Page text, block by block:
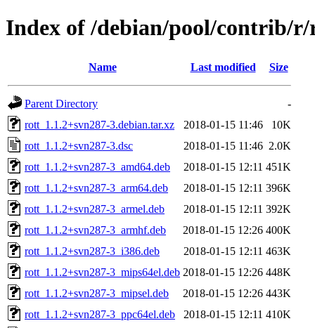
Index of /debian/pool/contrib/
Name Last modified Size
Parent Directory
-
rott_1.1.2+svn287-3.debian.tar.xz
2018-01-15 11:46
10K
rott_1.1.2+svn287-3.dsc
2018-01-15 11:46 2.0K
rott_1.1.2+svn287-3_amd64.deb
2018-01-15 12:11 451K
rott_1.1.2+svn287-3_arm64.deb
2018-01-15 12:11 396K
rott_1.1.2+svn287-3_armel.deb
2018-01-15 12:11 392K
rott_1.1.2+svn287-3_armhf.deb
2018-01-15 12:26 400K
rott_1.1.2+svn287-3_i386.deb
2018-01-15 12:11 463K
rott_1.1.2+svn287-3_mips64el.deb 2018-01-15 12:26 448K
rott_1.1.2+svn287-3_mipsel.deb
2018-01-15 12:26 443K
rott_1.1.2+svn287-3_ppc64el.deb
2018-01-15 12:11 410K